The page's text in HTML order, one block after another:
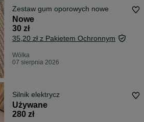
Zestaw gum oporowych nowe
Nowe
30 zł
35,20 zł z Pakietem Ochronnym
Wólka
07 sierpnia 2026
Silnik elektrycz
Używane
280 zł